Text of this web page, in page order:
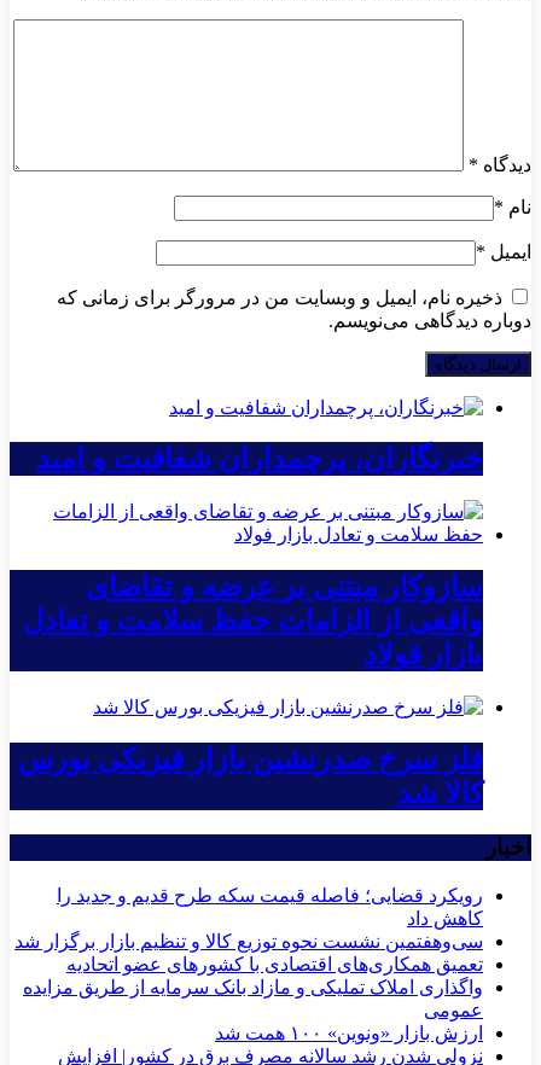
دیدگاه *
نام *
ایمیل *
ذخیره نام، ایمیل و وبسایت من در مرورگر برای زمانی که
دوباره دیدگاهی می‌نویسم.
خبرنگاران، پرچمداران شفافیت و امید
سازوکار مبتنی بر عرضه و تقاضای
واقعی از الزامات حفظ سلامت و تعادل
بازار فولاد
فلز سرخ صدرنشین بازار فیزیکی بورس
کالا شد
اخبار
رویکرد قضایی؛ فاصله قیمت سکه طرح قدیم و جدید را
کاهش داد
سی‌و‌هفتمین نشست نحوه توزیع کالا و تنظیم بازار برگزار شد
تعمیق همکاری‌های اقتصادی با کشورهای عضو اتحادیه
واگذاری املاک تملیکی و مازاد بانک سرمایه از طریق مزایده
عمومی
ارزش بازار «ونوین» ۱۰۰ همت شد
نزولی شدن رشد سالانه مصرف برق در کشور| افزایش